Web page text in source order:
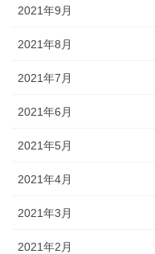
2021年9月
2021年8月
2021年7月
2021年6月
2021年5月
2021年4月
2021年3月
2021年2月